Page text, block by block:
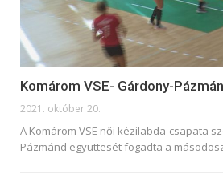
Komárom VSE- Gárdony-
2021. október 20.
A Komárom VSE női kézilabda-csapata
Pázmánd együttesét fogadta a